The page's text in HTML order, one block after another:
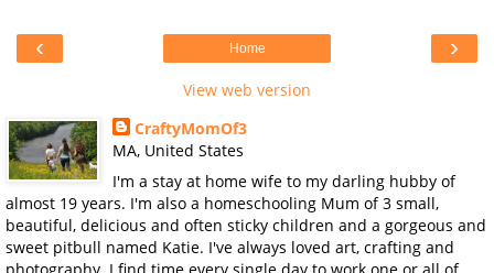
‹ ›
Home
View web version
CraftyMomOf3
MA, United States
I'm a stay at home wife to my darling hubby of
almost 19 years. I'm also a homeschooling Mum of 3 small,
beautiful, delicious and often sticky children and a gorgeous and
sweet pitbull named Katie. I've always loved art, crafting and
photography. I find time every single day to work one or all of